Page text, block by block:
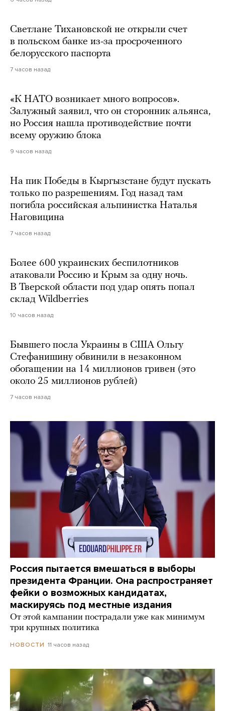
Светлане Тихановской не открыли счет
в польском банке из-за просроченного
белорусского паспорта
7 часов назад
«К НАТО возникает много вопросов».
Залужный заявил, что он сторонник альянса,
но Россия нашла противодействие почти
всему оружию блока
9 часов назад
На пик Победы в Кыргызстане будут пускать
только по разрешениям. Год назад там
погибла российская альпинистка Наталья
Наговицина
7 часов назад
Более 600 украинских беспилотников
атаковали Россию и Крым за одну ночь.
В Тверской области под удар опять попал
склад Wildberries
10 часов назад
Бывшего посла Украины в США Ольгу
Стефанишину обвинили в незаконном
обогащении на 14 миллионов гривен (это
около 25 миллионов рублей)
7 часов назад
Россия пытается вмешаться в выборы
президента Франции. Она распространяет
фейки о возможных кандидатах,
маскируясь под местные издания
От этой кампании пострадали уже как минимум
три крупных политика
НОВОСТИ 11 часов назад